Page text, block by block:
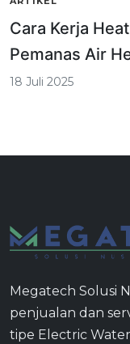
Cara Kerja
Pemanas Air
18 Juli 2025
Megatech Solusi
penjualan dan
tipe Electric